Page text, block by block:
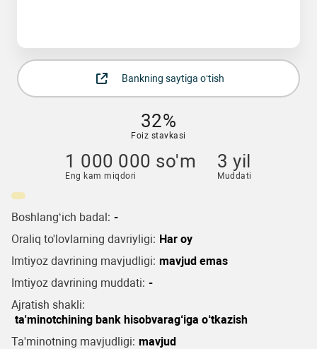
Bankning saytiga o‘tish
32%
Foiz stavkasi
1 000 000 so'm
Eng kam miqdori
3 yil
Muddati
Boshlang‘ich badal: -
Oraliq to'lovlarning davriyligi: Har oy
Imtiyoz davrining mavjudligi: mavjud emas
Imtiyoz davrining muddati: -
Ajratish shakli:
ta'minotchining bank hisobvarag‘iga o‘tkazish
Ta'minotning mavjudligi: mavjud